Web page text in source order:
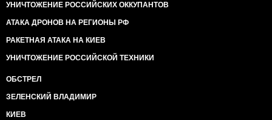
УНИЧТОЖЕНИЕ РОССИЙСКИХ ОККУПАНТОВ
АТАКА ДРОНОВ НА РЕГИОНЫ РФ
РАКЕТНАЯ АТАКА НА КИЕВ
УНИЧТОЖЕНИЕ РОССИЙСКОЙ ТЕХНИКИ
ОБСТРЕЛ
ЗЕЛЕНСКИЙ ВЛАДИМИР
КИЕВ